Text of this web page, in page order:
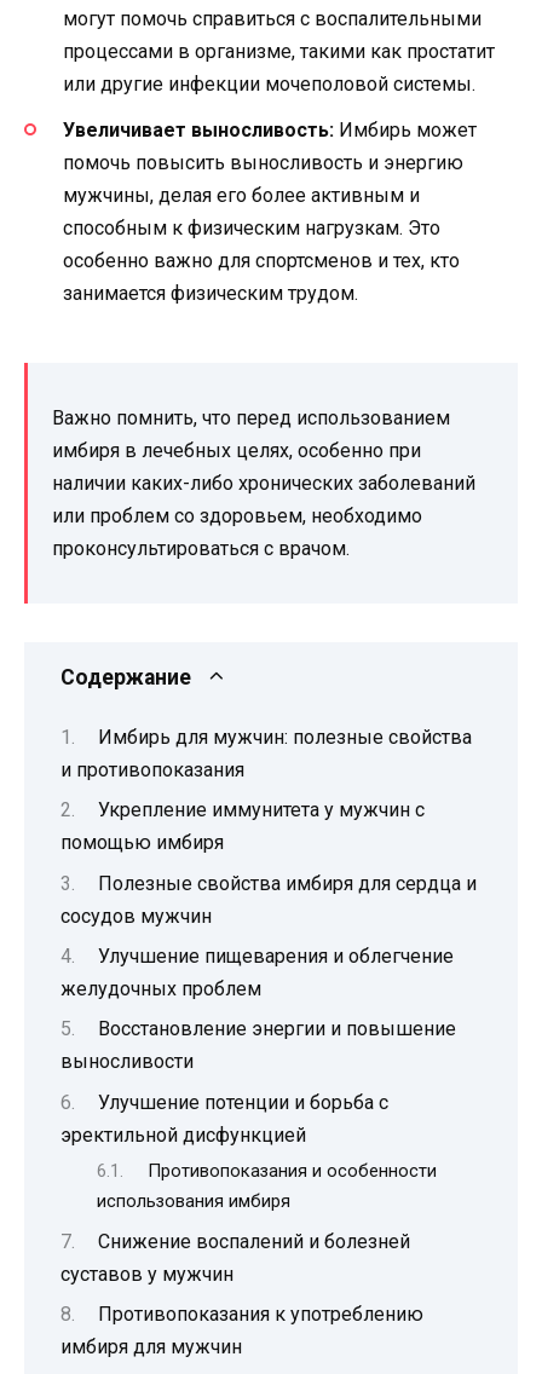
могут помочь справиться с воспалительными
процессами в организме, такими как простатит
или другие инфекции мочеполовой системы.
Увеличивает выносливость: Имбирь может
помочь повысить выносливость и энергию
мужчины, делая его более активным и
способным к физическим нагрузкам. Это
особенно важно для спортсменов и тех, кто
занимается физическим трудом.
Важно помнить, что перед использованием
имбиря в лечебных целях, особенно при
наличии каких-либо хронических заболеваний
или проблем со здоровьем, необходимо
проконсультироваться с врачом.
Содержание
Имбирь для мужчин: полезные свойства
и противопоказания
Укрепление иммунитета у мужчин с
помощью имбиря
Полезные свойства имбиря для сердца и
сосудов мужчин
Улучшение пищеварения и облегчение
желудочных проблем
Восстановление энергии и повышение
выносливости
Улучшение потенции и борьба с
эректильной дисфункцией
Противопоказания и особенности
использования имбиря
Снижение воспалений и болезней
суставов у мужчин
Противопоказания к употреблению
имбиря для мужчин